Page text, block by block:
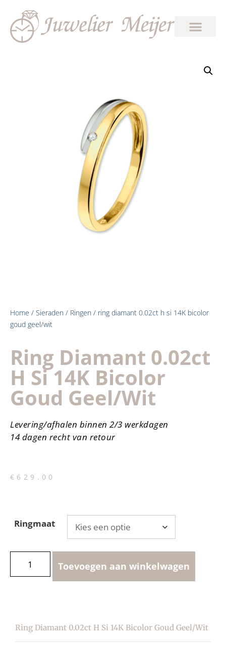
Home / Sieraden / Ringen / ring diamant 0.02ct h si 14K bicolor
goud geel/wit
Ring Diamant 0.02ct
H Si 14K Bicolor
Goud Geel/wit
Levering/afhalen binnen 2/3 werkdagen
14 dagen recht van retour
€ 629.00
Ringmaat
Toevoegen aan winkelwagen
Ring Diamant 0.02ct H Si 14K Bicolor Goud Geel/wit